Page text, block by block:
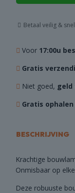
Betaal veilig &
Voor 17:00u
Gratis
Niet goed,
Gratis ophalen
BESCHRIJVING
Krachtige
Onmisbaar op
Deze robuuste